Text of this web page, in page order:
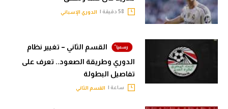
الدوري الإسباني
القسم الثاني – تغيير نظام
الدوري وطريقة الصعود.. تعرف على
تفاصيل البطولة
ساعة | القسم الثاني